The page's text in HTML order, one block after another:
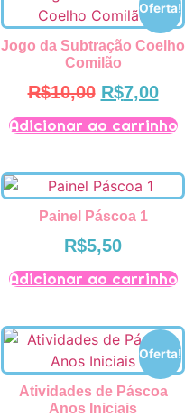
Oferta!
Jogo da Subtração Coelho
Comilão
R$10,00 R$7,00
Adicionar ao carrinho
Painel Páscoa 1
R$5,50
Adicionar ao carrinho
Oferta!
Atividades de Páscoa
Anos Iniciais